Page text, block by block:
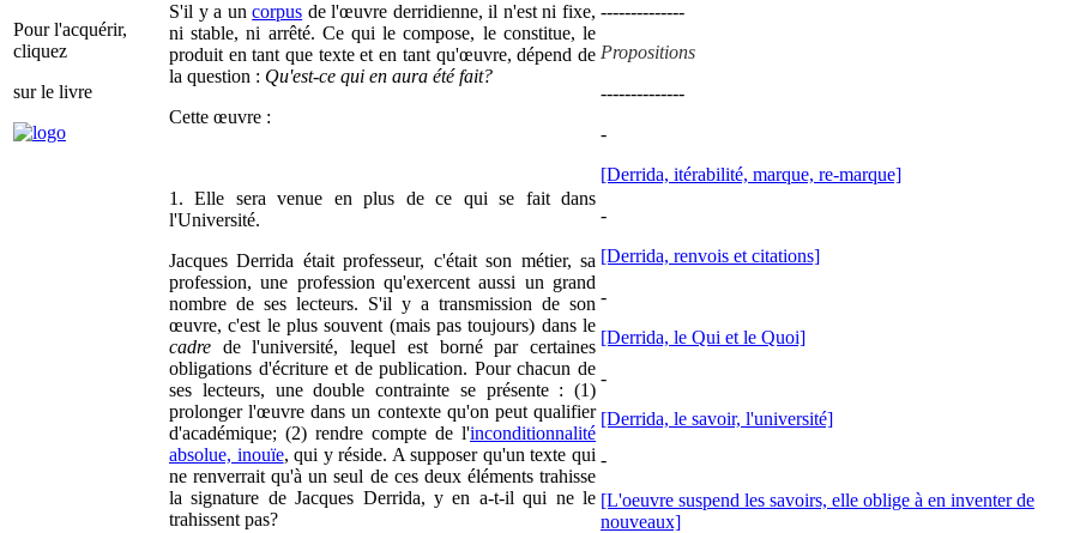
S'il y a uncorpus de l'œuvre derridienne, il n'est ni fixe,
ni stable, ni arrêté. Ce qui le compose, le constitue, le
produit en tant que texte et en tant qu'œuvre, dépend de
la question : Qu'est-ce qui en aura été fait?
Cette œuvre :
1. Elle sera venue en plus de ce qui se fait dans
l'Université.
Jacques Derrida était professeur, c'était son métier, sa
profession, une profession qu'exercent aussi un grand
nombre de ses lecteurs. S'il y a transmission de son
œuvre, c'est le plus souvent (mais pas toujours) dans le
cadre de l'université, lequel est borné par certaines
obligations d'écriture et de publication. Pour chacun de
ses lecteurs, une double contrainte se présente : (1)
prolonger l'œuvre dans un contexte qu'on peut qualifier
d'académique; (2) rendre compte de l'inconditionnalité
absolue, inouïe, qui y réside. A supposer qu'un texte qui
ne renverrait qu'à un seul de ces deux éléments trahisse
la signature de Jacques Derrida, y en a-t-il qui ne le
trahissent pas?
--------------
Propositions
--------------
-
[Derrida, itérabilité, marque, re-marque]
-
[Derrida, renvois et citations]
-
[Derrida, le Qui et le Quoi]
-
[Derrida, le savoir, l'université]
-
[L'oeuvre suspend les savoirs, elle oblige à en inventer de
nouveaux]
Pour l'acquérir,
cliquez
sur le livre